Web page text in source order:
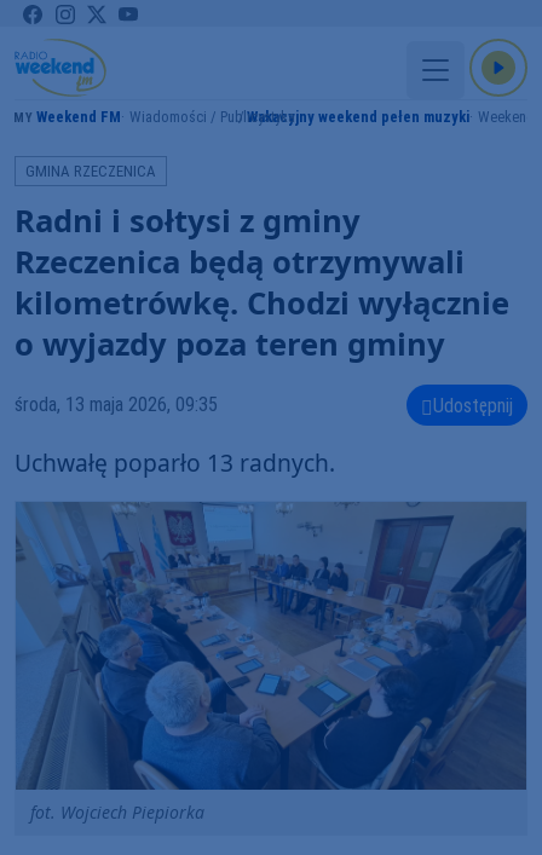
Weekend FM Wiadomości / PublicystykaWakacyjny weekend pełen muzyki Weekend
GMINA RZECZENICA
Radni i sołtysi z gminy
Rzeczenica będą otrzymywali
kilometrówkę. Chodzi wyłącznie
o wyjazdy poza teren gminy
środa, 13 maja 2026, 09:35 Udostępnij
Uchwałę poparło 13 radnych.
fot. Wojciech Piepiorka